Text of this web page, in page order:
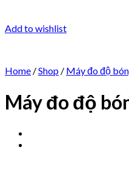
Add to wishlist
Home /Shop / Máy đo độ
Máy đo độ